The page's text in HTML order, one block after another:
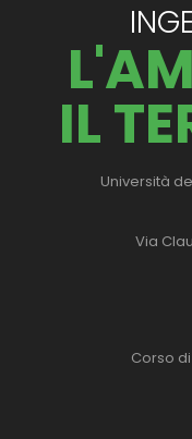
IL
Università
Via
Corso